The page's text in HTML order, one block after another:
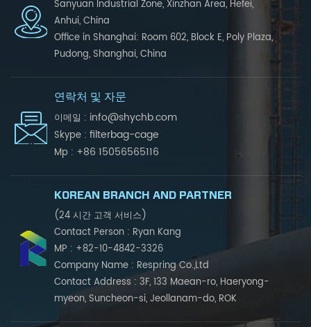
Sanyuan Industrial Zone, Xinzhan Area, Hefei,
Anhui, China
Office in Shanghai: Room 602, Block E, Poly Plaza,
Pudong, Shanghai, China
연락처 및 자문
이메일 : info@shychb.com
Skype : filterbag-cage
Mp : +86 15056565116
KOREAN BRANCH AND PARTNER
(24 시간 고객 서비스)
Contact Person : Ryan Kang
MP : +82-10-4842-3326
Company Name : Respring Co.,Ltd
Contact Address : 3F, 133 Maean-ro, Haeryong-
myeon, Suncheon-si, Jeollanam-do, ROK